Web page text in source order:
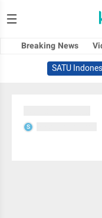
Breaking News
SATU
S